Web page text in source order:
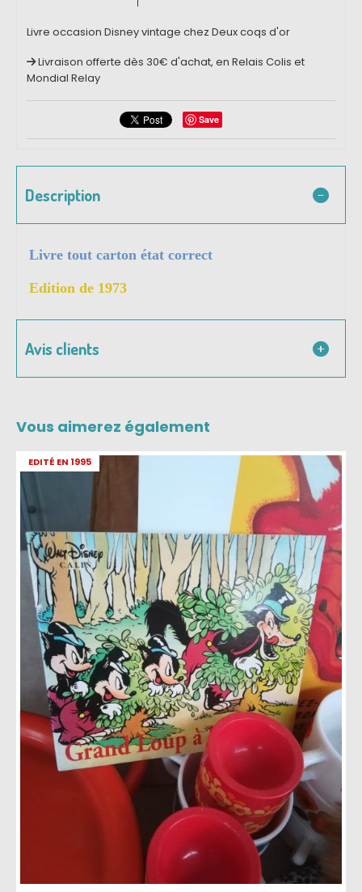
Livre occasion Disney vintage chez Deux coqs d'or
Livraison offerte dès 30€ d'achat, en Relais Colis et
Mondial Relay
Save
Description
Livre tout carton état correct
Edition de 1973
Avis clients
Vous aimerez également
EDITÉ EN 1995